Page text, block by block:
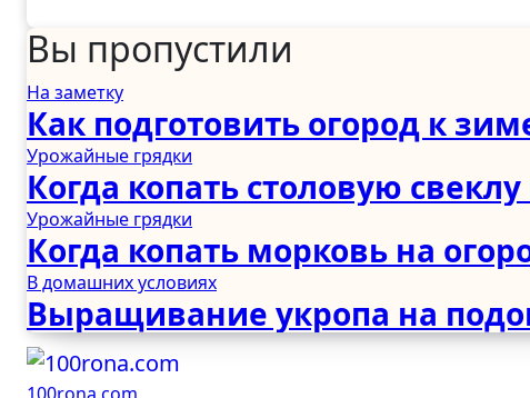
Вы пропустили
На заметку
Как подготовить огород к
Урожайные грядки
Когда копать столовую
Урожайные грядки
Когда копать морковь на
В домашних условиях
Выращивание укропа на